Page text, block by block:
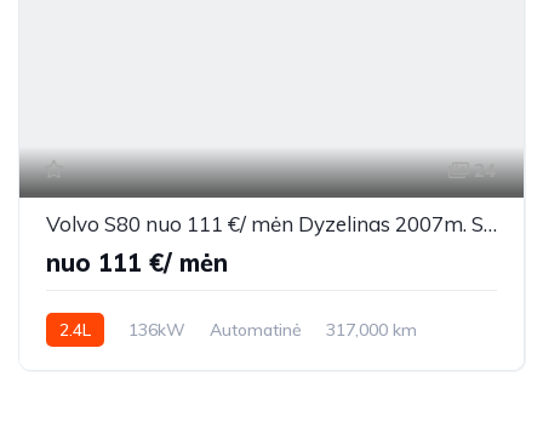
24
Volvo S80 nuo 111 €/ mėn Dyzelinas 2007m. Sedanas Automatinė
nuo 111 €/ mėn
2.4L 136kW Automatinė
317,000 km